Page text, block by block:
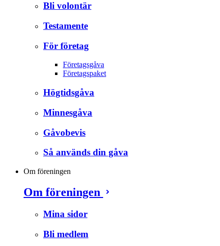
Bli volontär
Testamente
För företag
Företagsgåva
Företagspaket
Högtidsgåva
Minnesgåva
Gåvobevis
Så används din gåva
Om föreningen
Om föreningen
Mina sidor
Bli medlem